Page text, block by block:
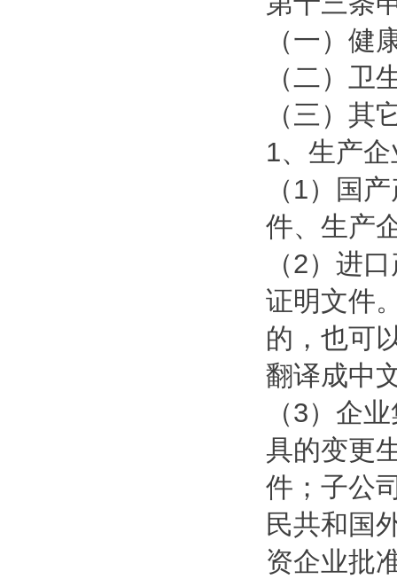
（一）健
（二）卫
（三）其
1、生产
（1）国
件、生产
（2）进
证明文件
的，也可
翻译成中
（3）企
具的变更
件；子公
民共和国
资企业批